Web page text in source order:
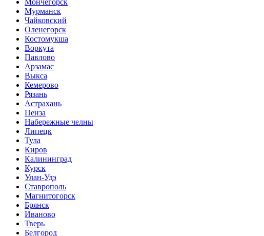
Мурманск
Чайковский
Оленегорск
Костомукша
Воркута
Павлово
Арзамас
Выкса
Кемерово
Рязань
Астрахань
Пенза
Набережные челны
Липецк
Тула
Киров
Калининград
Курск
Улан-Удэ
Ставрополь
Магнитогорск
Брянск
Иваново
Тверь
Белгород